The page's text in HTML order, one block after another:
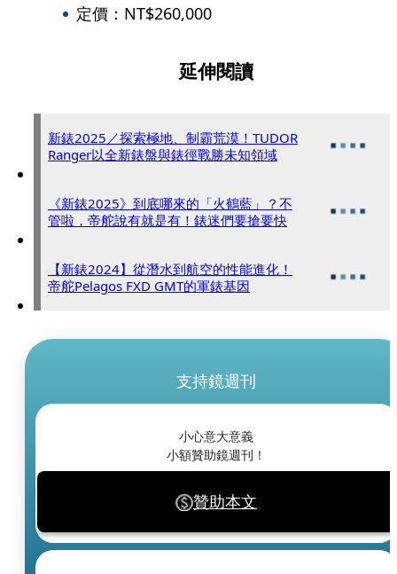
定價：NT$260,000
延伸閱讀
新錶2025／探索極地、制霸荒漠！TUDOR
Ranger以全新錶盤與錶徑戰勝未知領域
《新錶2025》到底哪來的「火鶴藍」？不
管啦，帝舵說有就是有！錶迷們要搶要快
【新錶2024】從潛水到航空的性能進化！
帝舵Pelagos FXD GMT的軍錶基因
支持鏡週刊
小心意大意義
小額贊助鏡週刊！
贊助本文